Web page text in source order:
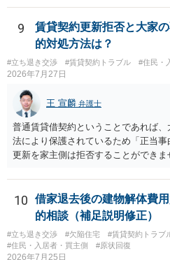
基本方針としたうえで、仮に一定時
退料・引越費用・原状回復費用負担
成することが重要です。 契約書では
め・定期借家に関する記載の有無、
（「今回で最後」などの文言）が、借
得るかどうかも含めて検討ポイントに
容を十分に確認し、不明点は弁護士
す。
する動機づけがなくなります。 今回
も、建物を賃貸人に一日も早く明け
するのが良いと思います。またその
あるお知り合いさんにとっても、自
められるため望ましいやり方だといえ
9
賃貸契約更新拒否と大家
的対処方法は？
#立ち退き交渉 #賃貸契約トラブル #住民・
2026年7月27日
王 宣麟 弁護士
普通賃貸借契約ということであれば
法により保護されているため「正当
更新を家主側は拒否することができ
定期確認させてもらないこと」が直
せんので、更新拒絶を拒否される方
の交渉の中で、一定の金銭をもらえ
みるのはいかがでしょうか。 過去に
入室する行為自体は不法行為となり、
立する可能性がありますので、これを
10
借家退去後の建物解体費
的相談（補足説明修正）
#立ち退き交渉 #欠陥住宅 #賃貸契約トラブ
#住民・入居者・買主側
#原状回復
2026年7月25日